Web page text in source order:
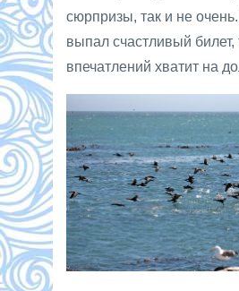
сюрпризы, так и не
выпал счастливый билет,
впечатлений хватит на